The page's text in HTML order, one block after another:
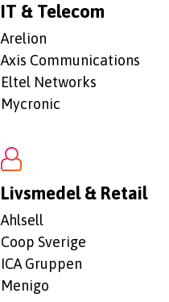
IT & Telecom
Arelion
Axis Communications
Eltel Networks
Mycronic
Livsmedel & Retail
Ahlsell
Coop Sverige
ICA Gruppen
Menigo